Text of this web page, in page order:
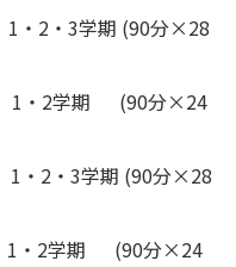
・3学期 (90分×28
1・2学期 (90分×24
・3学期 (90分×28
2学期 (90分×24